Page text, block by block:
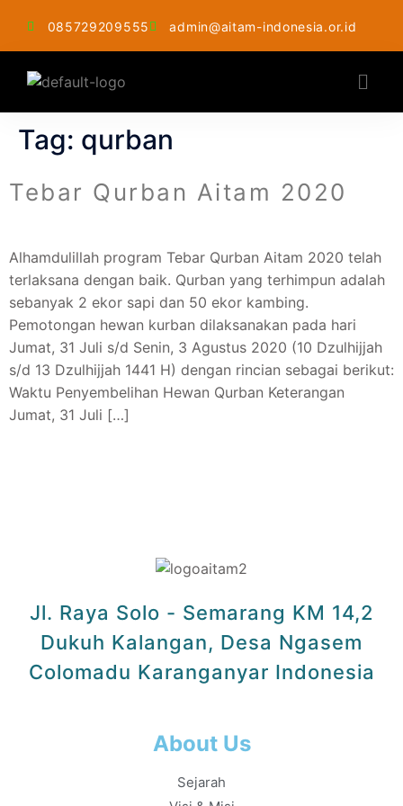
085729209555 admin@aitam-indonesia.or.id
Tag: qurban
Tebar Qurban Aitam 2020
Alhamdulillah program Tebar Qurban Aitam 2020 telah
terlaksana dengan baik. Qurban yang terhimpun adalah
sebanyak 2 ekor sapi dan 50 ekor kambing.
Pemotongan hewan kurban dilaksanakan pada hari
Jumat, 31 Juli s/d Senin, 3 Agustus 2020 (10 Dzulhijjah
s/d 13 Dzulhijjah 1441 H) dengan rincian sebagai berikut:
Waktu Penyembelihan Hewan Qurban Keterangan
Jumat, 31 Juli […]
Jl. Raya Solo - Semarang KM 14,2
Dukuh Kalangan, Desa Ngasem
Colomadu Karanganyar Indonesia
About Us
Sejarah